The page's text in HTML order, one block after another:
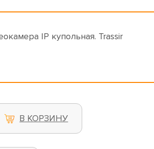
IP купольная. Trassir
В КОРЗИНУ